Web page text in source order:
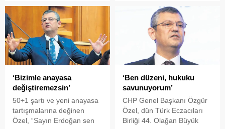
Sivil Anayasa Güçlü Türkiye
Sempozyumu’na katılarak
bir konuşma yaptı.
Türkiye’nin mevcut darbe
anayasasına mahkûm
edilmesinin, demokrasinin
rüştüne dair şüpheleri
beslediğini, siyaset
kurumuna olan güveni
zedelediğini, elitlerin ve
vesayet yanlılarının halka
rağmen halkçılık iştahını diri
‘Bizimle anayasa
değiştiremezsin’
50+1 şartı ve yeni anayasa
tartışmalarına değinen
Özel, “Sayın Erdoğan sen
‘Ben düzeni, hukuku
savunuyorum’
CHP Genel Başkanı Özgür
Özel, dün Türk Eczacıları
Birliği 44. Olağan Büyük